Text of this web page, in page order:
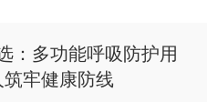
：多功能呼吸防护用
牢健康防线